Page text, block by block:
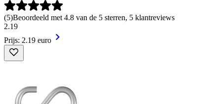
(5)Beoordeeld met 4.8 van de 5 sterren, 5 klantreviews
2.19
Prijs: 2.19 euro